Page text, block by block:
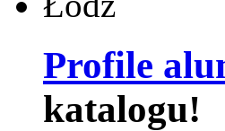
Profile
katalogu!